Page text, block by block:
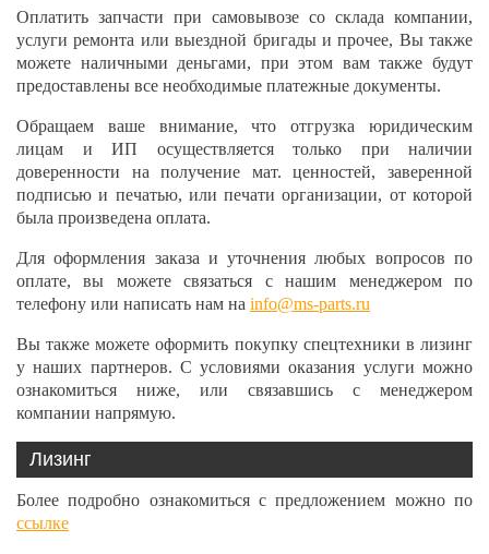
Оплатить запчасти при самовывозе со склада компании,
услуги ремонта или выездной бригады и прочее, Вы также
можете наличными деньгами, при этом вам также будут
предоставлены все необходимые платежные документы.
Обращаем ваше внимание, что отгрузка юридическим
лицам и ИП осуществляется только при наличии
доверенности на получение мат. ценностей, заверенной
подписью и печатью, или печати организации, от которой
была произведена оплата.
Для оформления заказа и уточнения любых вопросов по
оплате, вы можете связаться с нашим менеджером по
телефону или написать нам на info@ms-parts.ru
Вы также можете оформить покупку спецтехники в лизинг
у наших партнеров. С условиями оказания услуги можно
ознакомиться ниже, или связавшись с менеджером
компании напрямую.
Лизинг
Более подробно ознакомиться с предложением можно по
ссылке